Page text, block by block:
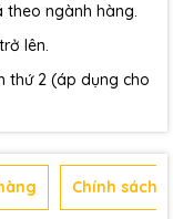
ngành hàng.
lên.
thứ 2 (áp dụng cho
Chính sách